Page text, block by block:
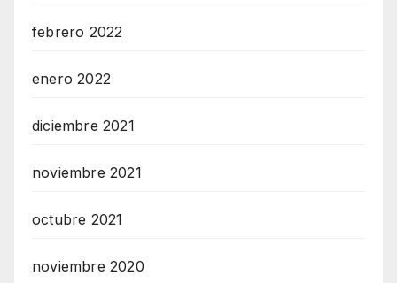
febrero 2022
enero 2022
diciembre 2021
noviembre 2021
octubre 2021
noviembre 2020